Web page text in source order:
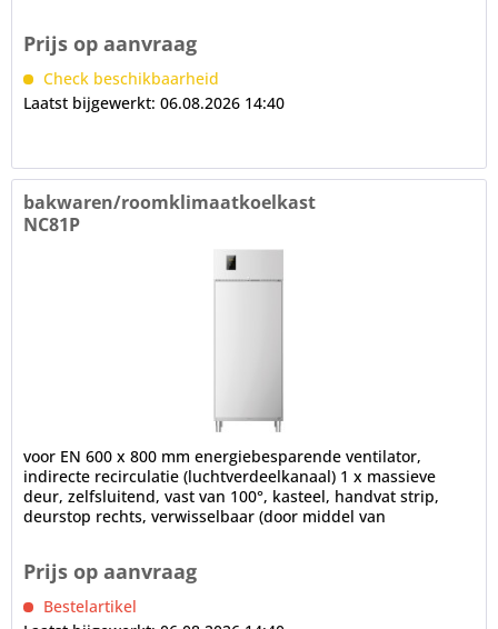
Prijs op aanvraag
Check beschikbaarheid
Laatst bijgewerkt: 06.08.2026 14:40
bakwaren/roomklimaatkoelkast
NC81P
voor EN 600 x 800 mm energiebesparende ventilator,
indirecte recirculatie (luchtverdeelkanaal) 1 x massieve
deur, zelfsluitend, vast van 100°, kasteel, handvat strip,
deurstop rechts, verwisselbaar (door middel van
Prijs op aanvraag
Bestelartikel